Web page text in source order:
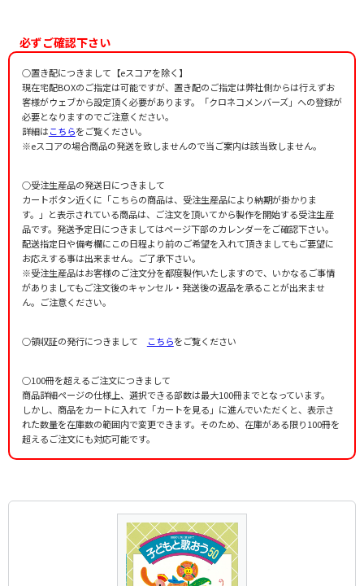
作詞者：漣健児
編曲者：佐藤敏直
Kainuma，Minoru
作詞者：斎藤信夫
作曲者：久石 譲
HISAISHI，Joe
作詞者：中川季枝子
幸せなら手をたたこう
作曲者：-
Traditional
編曲者：小森昭宏
作詞者：きむらりひと
証城寺の狸囃子
作曲者：中山晋平
Nakayama，Shinpei
作詞者：野口雨情
シンデレラのスープ
作曲者：中村勝彦
Nakamura，Katsuhiko
作詞者： 小黒恵子
だれかが 口笛ふいた
作曲者：-
Traditional
編曲者：石丸寛
茶つみ
作曲者： 文部省唱歌
Monbusho-shouka
ちょうちょう
作曲者：-
Traditional
ツッピンとびうお
作詞者：中村千榮子
てるてる坊主
Nakayama，Shinpei
作詞者：浅原鏡村
作曲者：中田喜直
Nakada，Yoshinao
作詞者：小林純一
どこかで春が
作曲者：草川 信
Kusakawa，Shin
作詞者：百田宗治
トム・ピリビ
作曲者：ポップ，アンドレ
Popp，Andre
編曲者：寺島尚彦
作詞者： 水野汀子
ドロップスのうた
作曲者：大中 恩
OHNAKA,Megumi
作詞者：まど・みちお
はしれ ちょうとっきゅう
作曲者：湯浅譲二
Yuasa，Joji
作詞者：山中 恒
バスごっこ
A Pretend Bus Trip
作曲者： 湯山 昭
Yuyama，Akira
はと
作曲者：文部省唱歌
Monbusho-shouka
バナナのおやこ
作詞者：関和男
春が来た
-
作曲者：岡野貞一
作詞者：高野辰之
光の小人
Sato，Toshinao
作詞者：伊沢明子
作曲者：-
Traditional
編曲者：佐藤敏直
故郷
作曲者：岡野貞一
Okano，Teiichi
作詞者：高野辰之
ペンギンちゃん
作曲者：中田喜直
Nakada，Yoshinao
ホルディリディア
Holdiridia
Traditional
ほんとに きれい
Kinoshita，Makiko
まつぼっくり
編曲者：佐藤敏直
紅葉
作曲者：岡野貞一
Okano，Teiichi
作詞者：まど・みちお
Kusakawa，Shin
Kitahara，Hakushu
わらいかわせみに話すなよ
Nakada，Yoshinao
サトウハチロー
必ずご確認下さい
○置き配につきまして【eスコアを除く】
現在宅配BOXのご指定は可能ですが、置き配のご指定は弊社側からは行えずお
客様がウェブから設定頂く必要があります。「クロネコメンバーズ」への登録が
必要となりますのでご注意ください。
詳細はこちらをご覧ください。
※eスコアの場合商品の発送を致しませんので当ご案内は該当致しません。
○受注生産品の発送日につきまして
カートボタン近くに「こちらの商品は、受注生産品により納期が掛かりま
す。」と表示されている商品は、ご注文を頂いてから製作を開始する受注生産
品です。発送予定日につきましてはページ下部のカレンダーをご確認下さい。
配送指定日や備考欄にこの日程より前のご希望を入れて頂きましてもご要望に
お応えする事は出来ません。ご了承下さい。
※受注生産品はお客様のご注文分を都度製作いたしますので、いかなるご事情
がありましてもご注文後のキャンセル・発送後の返品を承ることが出来ませ
ん。ご注意ください。
○領収証の発行につきまして こちらをご覧ください
○100冊を超えるご注文につきまして
商品詳細ページの仕様上、選択できる部数は最大100冊までとなっています。
しかし、商品をカートに入れて「カートを見る」に進んでいただくと、表示さ
れた数量を在庫数の範囲内で変更できます。そのため、在庫がある限り100冊を
超えるご注文にも対応可能です。